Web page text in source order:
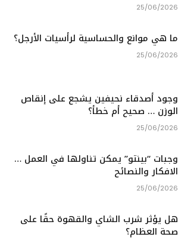
25/06/2026
ما هي موانع والحساسية لرأسيات الأرجل؟
25/06/2026
وجود أصدقاء نحيفين يشجع على إنقاص
الوزن … صحيح أم خطأ؟
25/06/2026
وجبات “بينتو” يمكن تناولها في العمل …
الافكار والنصائح
25/06/2026
هل يؤثر شرب الشاي والقهوة حقًا على
صحة العظام؟